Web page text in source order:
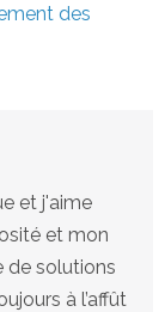
des
et j'aime
et mon
de solutions
à l’affût